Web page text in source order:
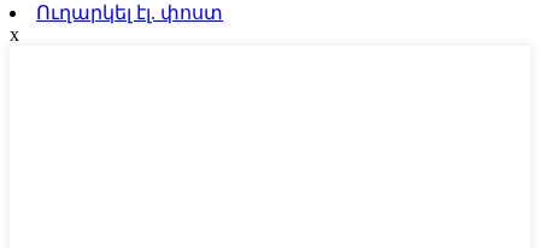
Ուղարկել էլ. փոստ
x